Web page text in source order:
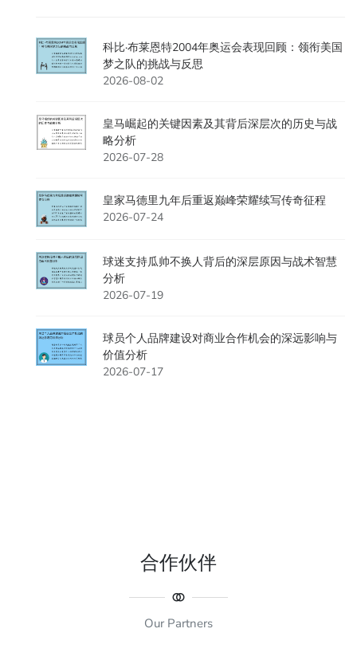
科比·布莱恩特2004年奥运会表现回顾：领衔美国
梦之队的挑战与反思
2026-08-02
皇马崛起的关键因素及其背后深层次的历史与战
略分析
2026-07-28
皇家马德里九年后重返巅峰荣耀续写传奇征程
2026-07-24
球迷支持瓜帅不换人背后的深层原因与战术智慧
分析
2026-07-19
球员个人品牌建设对商业合作机会的深远影响与
价值分析
2026-07-17
合作伙伴
Our Partners